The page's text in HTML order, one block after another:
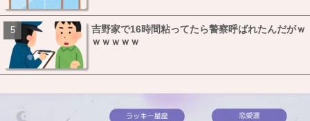
吉野家で16時間粘ってたら警察呼ばれたんだがｗ
ｗｗｗｗｗ